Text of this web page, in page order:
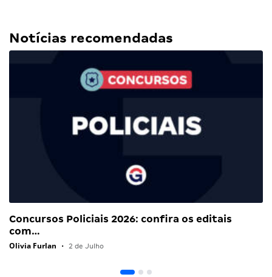
Notícias recomendadas
Concursos Policiais 2026: confira os editais
com…
Olivia Furlan • 2 de Julho